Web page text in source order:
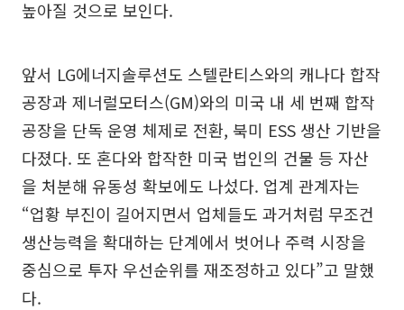
높아질 것으로 보인다.
앞서 LG에너지솔루션도 스텔란티스와의 캐나다 합작
공장과 제너럴모터스(GM)와의 미국 내 세 번째 합작
공장을 단독 운영 체제로 전환, 북미 ESS 생산 기반을
다졌다. 또 혼다와 합작한 미국 법인의 건물 등 자산
을 처분해 유동성 확보에도 나섰다. 업계 관계자는
“업황 부진이 길어지면서 업체들도 과거처럼 무조건
생산능력을 확대하는 단계에서 벗어나 주력 시장을
중심으로 투자 우선순위를 재조정하고 있다”고 말했
다.